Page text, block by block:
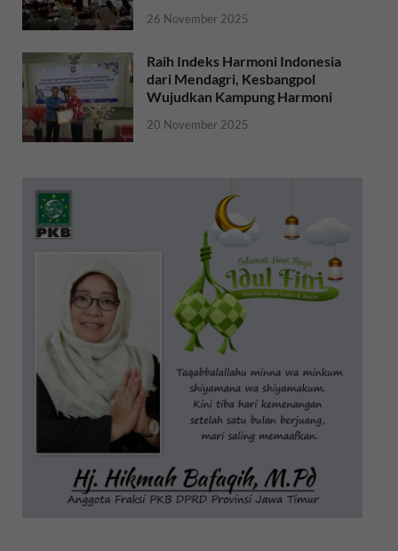
26 November 2025
Raih Indeks Harmoni Indonesia
dari Mendagri, Kesbangpol
Wujudkan Kampung Harmoni
20 November 2025